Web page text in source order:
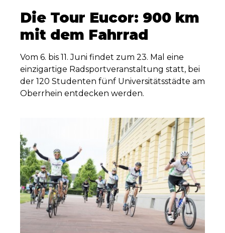
Die Tour Eucor: 900 km
mit dem Fahrrad
Vom 6. bis 11. Juni findet zum 23. Mal eine
einzigartige Radsportveranstaltung statt, bei
der 120 Studenten fünf Universitätsstädte am
Oberrhein entdecken werden.